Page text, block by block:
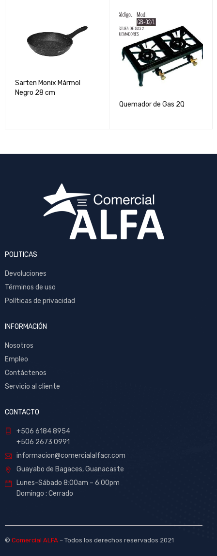
Sarten Monix Mármol
Negro 28 cm
Quemador de Gas 2Q
POLITICAS
Devoluciones
Términos de uso
Políticas de privacidad
INFORMACIÓN
Nosotros
Empleo
Contáctenos
Servicio al cliente
CONTACTO
+506 6184 8954
+506 2673 0991
informacion@comercialalfacr.com
Guayabo de Bagaces, Guanacaste
Lunes-Sábado 8:00am – 6:00pm
Domingo : Cerrado
© Comercial ALFA – Todos los derechos reservados 2021